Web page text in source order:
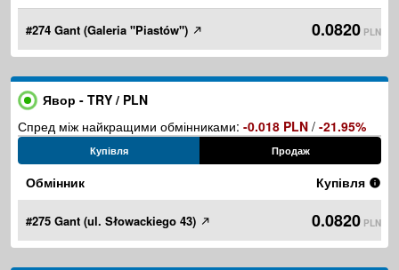
#274 Gant (Galeria "Piastów") 0.0820 PLN
Явор - TRY / PLN
Спред між найкращими обмінниками: -0.018 PLN / -21.95%
Купівля Продаж
Обмінник Купівля
#275 Gant (ul. Słowackiego 43) 0.0820 PLN